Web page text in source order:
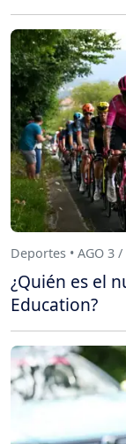
Deportes • AGO 3 /
¿Quién es el
Education?